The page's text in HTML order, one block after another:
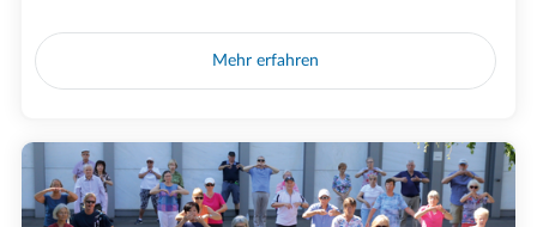
Mehr erfahren